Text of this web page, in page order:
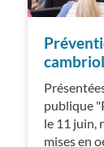
publique
le 11 juin,
mises en